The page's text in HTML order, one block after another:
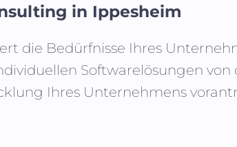
in Ippesheim
die Bedürfnisse Ihres
Softwarelösungen
Ihres Unternehmens